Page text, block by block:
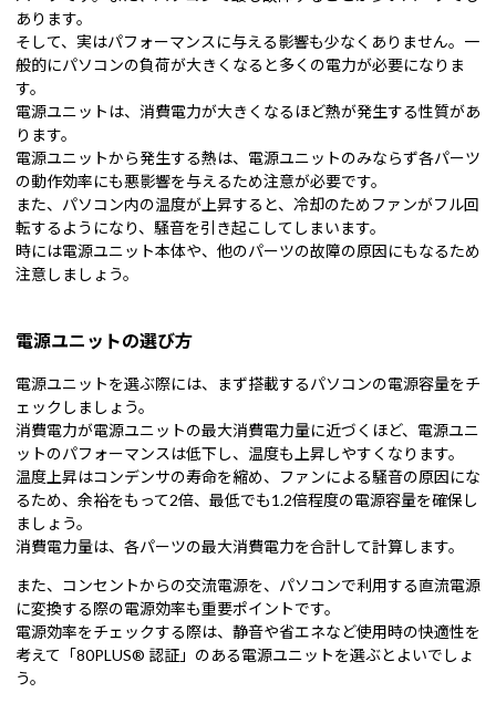
あります。
そして、実はパフォーマンスに与える影響も少なくありません。一
般的にパソコンの負荷が大きくなると多くの電力が必要になりま
す。
電源ユニットは、消費電力が大きくなるほど熱が発生する性質があ
ります。
電源ユニットから発生する熱は、電源ユニットのみならず各パーツ
の動作効率にも悪影響を与えるため注意が必要です。
また、パソコン内の温度が上昇すると、冷却のためファンがフル回
転するようになり、騒音を引き起こしてしまいます。
時には電源ユニット本体や、他のパーツの故障の原因にもなるため
注意しましょう。
電源ユニットの選び方
電源ユニットを選ぶ際には、まず搭載するパソコンの電源容量をチ
ェックしましょう。
消費電力が電源ユニットの最大消費電力量に近づくほど、電源ユニ
ットのパフォーマンスは低下し、温度も上昇しやすくなります。
温度上昇はコンデンサの寿命を縮め、ファンによる騒音の原因にな
るため、余裕をもって2倍、最低でも1.2倍程度の電源容量を確保し
ましょう。
消費電力量は、各パーツの最大消費電力を合計して計算します。
また、コンセントからの交流電源を、パソコンで利用する直流電源
に変換する際の電源効率も重要ポイントです。
電源効率をチェックする際は、静音や省エネなど使用時の快適性を
考えて「80PLUS® 認証」のある電源ユニットを選ぶとよいでしょ
う。